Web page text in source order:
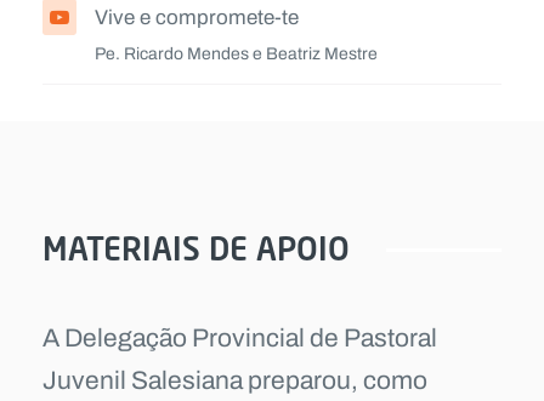
Vive e compromete-te
Pe. Ricardo Mendes e Beatriz Mestre
MATERIAIS DE APOIO
A Delegação Provincial de Pastoral
Juvenil Salesiana preparou, como